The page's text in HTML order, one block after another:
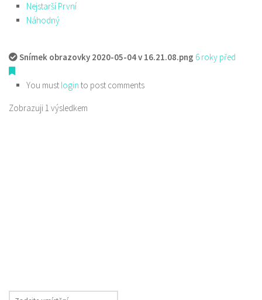
Nejstarší První
Náhodný
Snímek obrazovky 2020-05-04 v 16.21.08.png 6 roky před
You must login to post comments
Zobrazuji 1 výsledkem